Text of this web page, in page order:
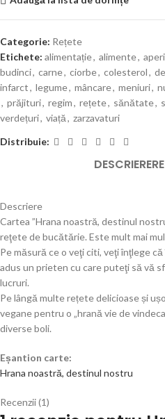
Categorie: Rețete
Etichete: alimentație, alimente,
budinci, carne, ciorbe, colesterol,
infarct, legume, mâncare, meniuri,
, prăjituri, regim, rețete, sănătate,
verdețuri, viață, zarzavaturi
Distribuie:
DESCRIERE
Descriere
Cartea ”Hrana noastră, destinul
reţete de bucătărie. Este mult mai
Pe măsură ce o veţi citi, veţi înţlege
adus un prieten cu care puteţi să vă
lucruri.
Pe lângă multe rețete delicioase și
vegane pentru o „hrană vie de
diverse boli.
Eșantion carte:
Hrana noastră, destinul nostru
Recenzii (1)